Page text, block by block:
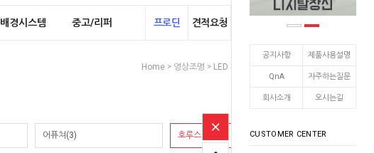
공지사항 제품사용설명
QnA 자주하는질문
회사소개 오시는길
CUSTOMER CENTER
배경시스템 중고/리퍼 프로딘 견적요청
Home > 영상조명 > LED 패널형
어퓨쳐(3) 호루스벤누(2)